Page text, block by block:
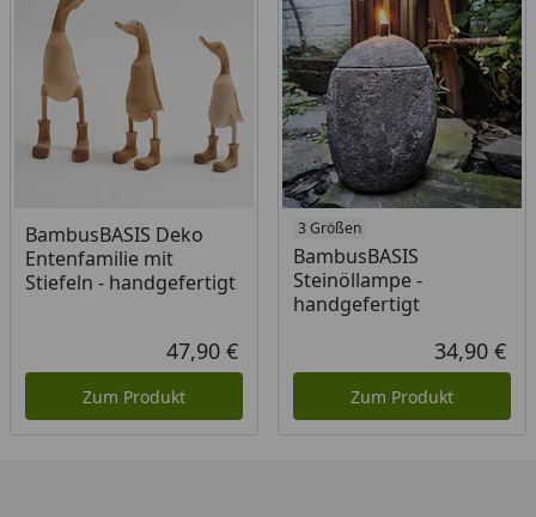
BambusBASIS Deko
Entenfamilie mit
Stiefeln - handgefertigt
Aktueller Preis
47,90 €
Zum Produkt
3 Größen
BambusBASIS
Steinöllampe -
handgefertigt
34,90 €
Zum Produkt